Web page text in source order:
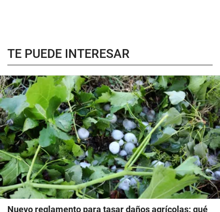
TE PUEDE INTERESAR
Nuevo reglamento para tasar daños agrícolas: qué